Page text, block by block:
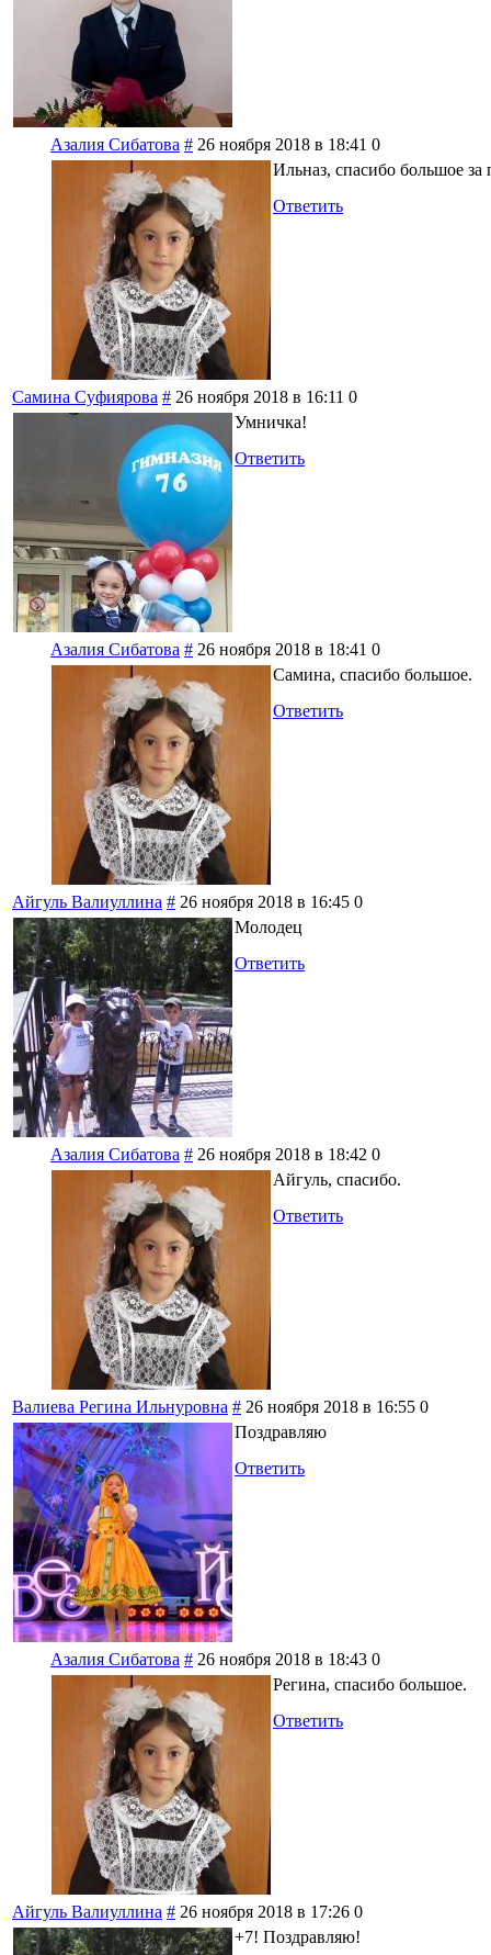
Азалия Сибатова # 26 ноября 2018 в 18:41 0
Ильназ, спасибо большое за
Ответить
Самина Суфиярова # 26 ноября 2018 в 16:11 0
Умничка!
Ответить
Азалия Сибатова # 26 ноября 2018 в 18:41 0
Самина, спасибо большое.
Ответить
Айгуль Валиуллина # 26 ноября 2018 в 16:45 0
Молодец
Ответить
Азалия Сибатова # 26 ноября 2018 в 18:42 0
Айгуль, спасибо.
Ответить
Валиева Регина Ильнуровна # 26 ноября 2018 в 16:55 0
Поздравляю
Ответить
Азалия Сибатова # 26 ноября 2018 в 18:43 0
Регина, спасибо большое.
Ответить
Айгуль Валиуллина # 26 ноября 2018 в 17:26 0
+7! Поздравляю!